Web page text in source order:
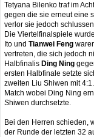
Tetyana Bilenko traf im
gegen die sie erneut eine
verlor sie jedoch
Die Viertelfinalspiele
Ito und Tianwei Feng
vertreten, die sich jedoch
Halbfinalis Ding Ning
ersten Halbfinale setzte
zweiten Liu Shiwen mit
Match wobei Ding Ning
Shiwen durchsetzte.
Bei den Herren schieden,
der Runde der letzten 32